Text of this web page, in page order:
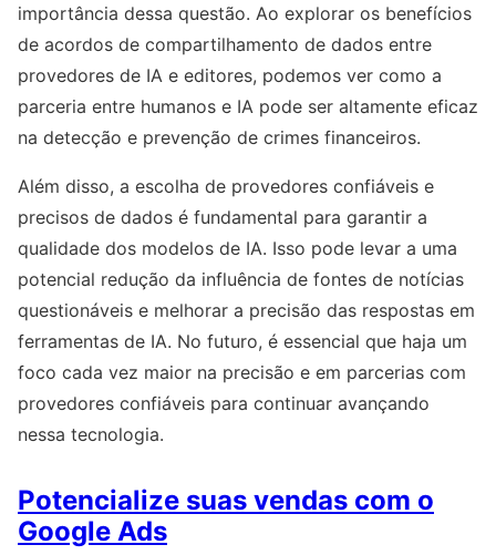
importância dessa questão. Ao explorar os benefícios
de acordos de compartilhamento de dados entre
provedores de IA e editores, podemos ver como a
parceria entre humanos e IA pode ser altamente eficaz
na detecção e prevenção de crimes financeiros.
Além disso, a escolha de provedores confiáveis e
precisos de dados é fundamental para garantir a
qualidade dos modelos de IA. Isso pode levar a uma
potencial redução da influência de fontes de notícias
questionáveis ​​e melhorar a precisão das respostas em
ferramentas de IA. No futuro, é essencial que haja um
foco cada vez maior na precisão e em parcerias com
provedores confiáveis ​​para continuar avançando
nessa tecnologia.
Potencialize suas vendas com o
Google Ads